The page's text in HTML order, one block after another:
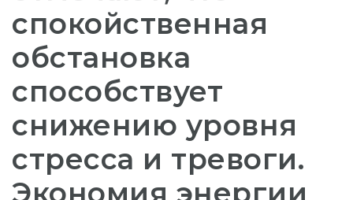
спокойственная
обстановка
способствует
снижению уровня
стресса и тревоги.
Экономия энергии